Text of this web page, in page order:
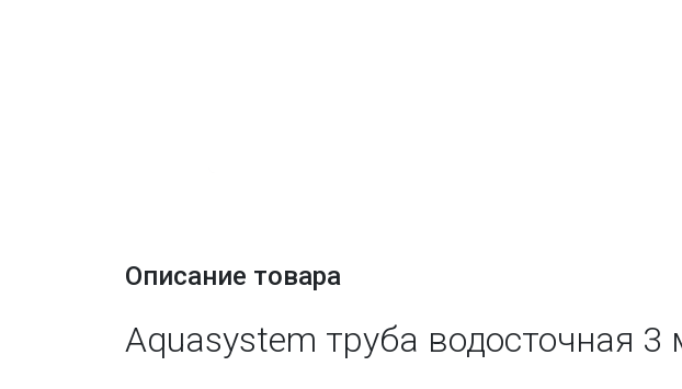
Описание товара
Aquasystem труба водосточная